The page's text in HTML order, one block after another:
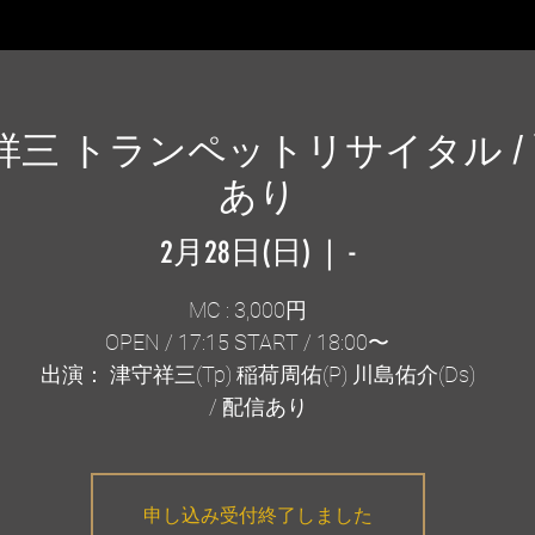
三 トランペットリサイタル /
あり
2月28日(日)
  |
-
MC : 3,000円
OPEN / 17:15 START / 18:00〜
出演： 津守祥三(Tp) 稲荷周佑(P) 川島佑介(Ds)
/ 配信あり
申し込み受付終了しました